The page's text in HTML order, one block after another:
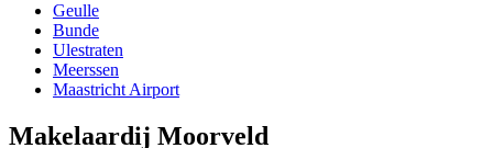
Geulle
Bunde
Ulestraten
Meerssen
Maastricht Airport
Makelaardij Moorveld